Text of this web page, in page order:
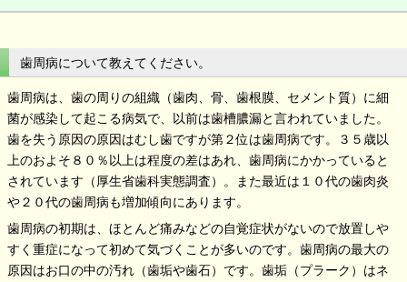
歯周病について教えてください。
歯周病は、歯の周りの組織（歯肉、骨、歯根膜、セメント質）に細
菌が感染して起こる病気で、以前は歯槽膿漏と言われていました。
歯を失う原因の原因はむし歯ですが第２位は歯周病です。３５歳以
上のおよそ８０％以上は程度の差はあれ、歯周病にかかっていると
されています（厚生省歯科実態調査）。また最近は１０代の歯肉炎
や２０代の歯周病も増加傾向にあります。
歯周病の初期は、ほとんど痛みなどの自覚症状がないので放置しや
すく重症になって初めて気づくことが多いのです。歯周病の最大の
原因はお口の中の汚れ（歯垢や歯石）です。歯垢（プラーク）はネ